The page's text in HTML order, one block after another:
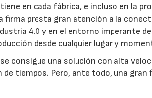
en cada fábrica, e incluso en la
firma presta gran atención a la
4.0 y en el entorno imperante
desde cualquier lugar y
consigue una solución con alta
tiempos. Pero, ante todo, una gran